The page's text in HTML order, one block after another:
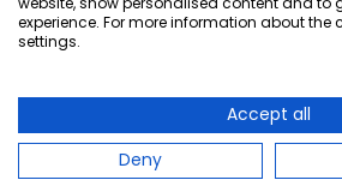
experience. For more information about the
settings.
Accept all
Deny